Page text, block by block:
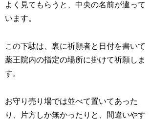
よく見てもらうと、中央の名前が違って
います。
この下駄は、裏に祈願者と日付を書いて
薬王院内の指定の場所に掛けて祈願しま
す。
お守り売り場では並べて置いてあった
り、片方しか無かったりと、間違いやす